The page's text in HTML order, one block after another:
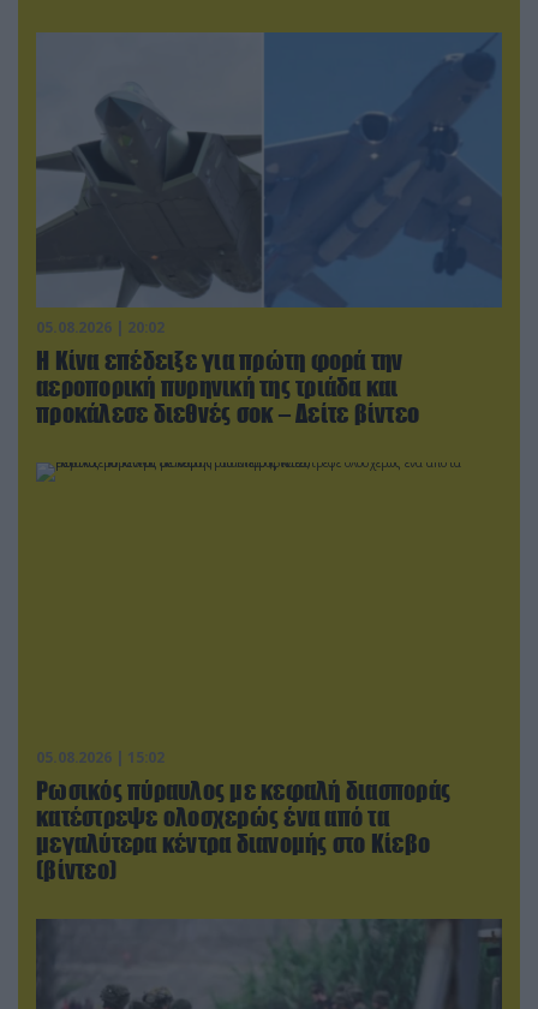
05.08.2026 | 20:02
Η Κίνα επέδειξε για πρώτη φορά την
αεροπορική πυρηνική της τριάδα και
προκάλεσε διεθνές σοκ – Δείτε βίντεο
05.08.2026 | 15:02
Ρωσικός πύραυλος με κεφαλή διασποράς
κατέστρεψε ολοσχερώς ένα από τα
μεγαλύτερα κέντρα διανομής στο Κίεβο
(βίντεο)